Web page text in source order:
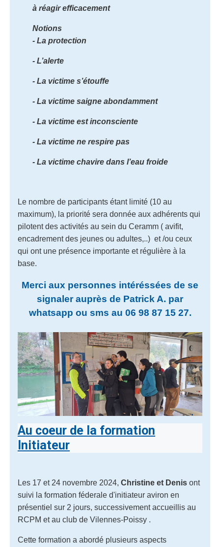
à réagir efficacement
Notions
- La protection
- L’alerte
- La victime s’étouffe
- La victime saigne abondamment
- La victime est inconsciente
- La victime ne respire pas
- La victime chavire dans l’eau froide
Le nombre de participants étant limité (10 au
maximum), la priorité sera donnée aux adhérents qui
pilotent des activités au sein du Ceramm ( avifit,
encadrement des jeunes ou adultes,..) et /ou ceux
qui ont une présence importante et régulière à la
base.
Merci aux personnes intéréssées de se
signaler auprès de Patrick A. par
whatsapp ou sms au 06 98 87 15 27.
Au coeur de la formation
Initiateur
Les 17 et 24 novembre 2024, Christine et Denis ont
suivi la formation féderale d'initiateur aviron en
présentiel sur 2 jours, successivement accueillis au
RCPM et au club de Vilennes-Poissy .
Cette formation a abordé plusieurs aspects